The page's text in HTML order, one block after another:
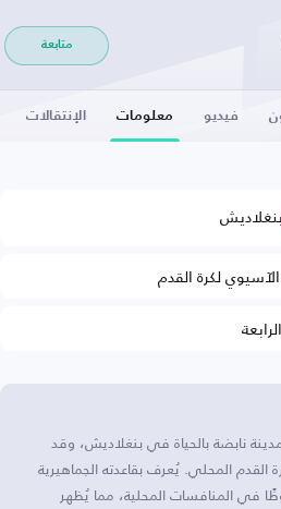
متابعة
فيديو معلومات الإنتقالات
بنغلاديش
الآسيوي لكرة القدم
مدينة نابضة بالحياة في بنغلاديش، وقد
المحلي. يُعرف بقاعدته الجماهيرية
في المنافسات المحلية، مما يُظهر